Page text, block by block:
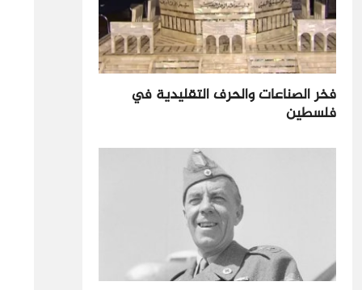
فخر الصناعات والحرف التقليدية في
فلسطين